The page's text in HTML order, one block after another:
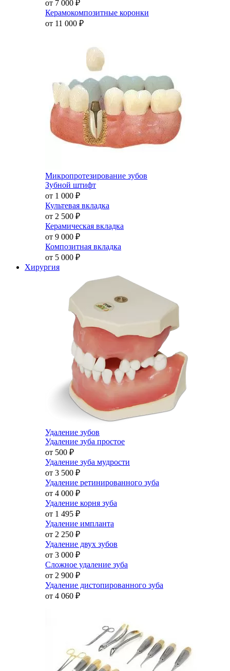
от 7 000 ₽
Керамокомпозитные коронки
от 11 000 ₽
Микропротезирование зубов
Зубной штифт
от 1 000 ₽
Культевая вкладка
от 2 500 ₽
Керамическая вкладка
от 9 000 ₽
Композитная вкладка
от 5 000 ₽
Хирургия
Удаление зубов
Удаление зуба простое
от 500 ₽
Удаление зуба мудрости
от 3 500 ₽
Удаление ретинированного зуба
от 4 000 ₽
Удаление корня зуба
от 1 495 ₽
Удаление импланта
от 2 250 ₽
Удаление двух зубов
от 3 000 ₽
Сложное удаление зуба
от 2 900 ₽
Удаление дистопированного зуба
от 4 060 ₽